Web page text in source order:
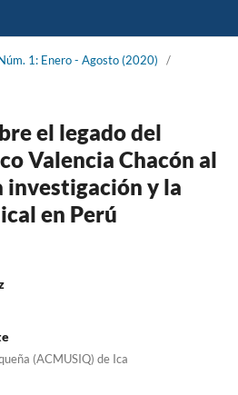
1: Enero - Agosto (2020)
/
el legado del
Valencia Chacón al
investigación y la
en Perú
(ACMUSIQ) de Ica